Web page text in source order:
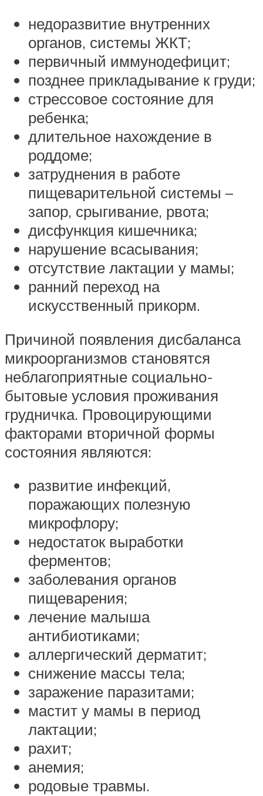
недоразвитие внутренних
органов, системы ЖКТ;
первичный иммунодефицит;
позднее прикладывание к груди;
стрессовое состояние для
ребенка;
длительное нахождение в
роддоме;
затруднения в работе
пищеварительной системы –
запор, срыгивание, рвота;
дисфункция кишечника;
нарушение всасывания;
отсутствие лактации у мамы;
ранний переход на
искусственный прикорм.
Причиной появления дисбаланса
микроорганизмов становятся
неблагоприятные социально-
бытовые условия проживания
грудничка. Провоцирующими
факторами вторичной формы
состояния являются:
развитие инфекций,
поражающих полезную
микрофлору;
недостаток выработки
ферментов;
заболевания органов
пищеварения;
лечение малыша
антибиотиками;
аллергический дерматит;
снижение массы тела;
заражение паразитами;
мастит у мамы в период
лактации;
рахит;
анемия;
родовые травмы.